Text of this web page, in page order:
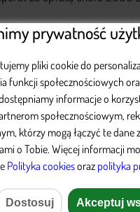
kosztuje wycena
miejscowym
należy nam się
przystąpić
złożyć wniosek do
na której znajduje
prywatność
pliki cookie do
funkcji społecznościowych
informacje o
społecznościowym,
którzy mogą łączyć te dane
o Tobie. Więcej informacji
Polityka cookiesoraz ​ polityka
Dostosuj Akceptuj